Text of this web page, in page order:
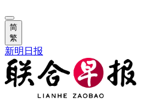
简
繁
新明日报